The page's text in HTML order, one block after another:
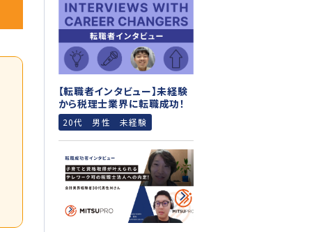
【転職者インタビュー】未経験
から税理士業界に転職成功！
20代 男性 未経験